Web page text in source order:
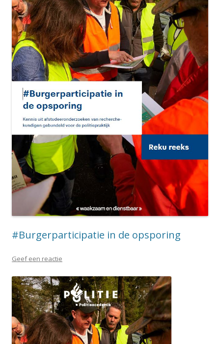
#Burgerparticipatie in de opsporing
Geef een reactie